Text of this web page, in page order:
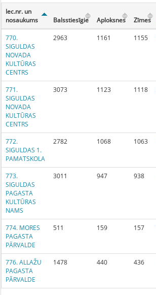
Iec.nr. un
nosaukums
Balsstiesīgie Aploksnes Zīmes
770.
SIGULDAS
NOVADA
KULTŪRAS
CENTRS
2963 1161 1155
771.
SIGULDAS
NOVADA
KULTŪRAS
CENTRS
3073 1123 1118
772.
SIGULDAS 1.
PAMATSKOLA
2782 1068 1063
773.
SIGULDAS
PAGASTA
KULTŪRAS
NAMS
3011 947 938
774. MORES
PAGASTA
PĀRVALDE
511 159 157
776. ALLAŽU
PAGASTA
PĀRVALDE
1478 440 436